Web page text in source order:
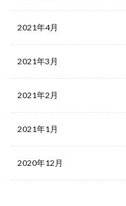
2021年4月
2021年3月
2021年2月
2021年1月
2020年12月